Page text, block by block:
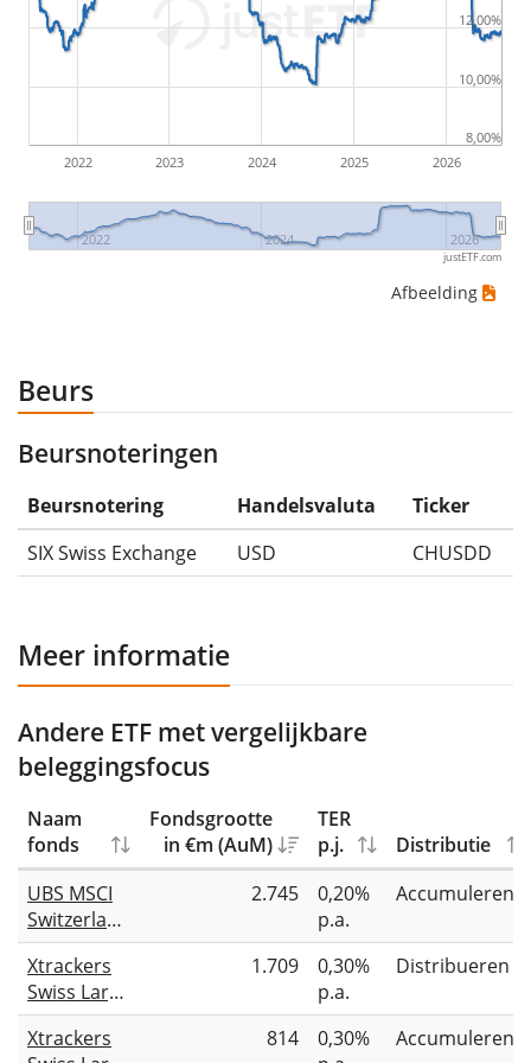
would be (5€ - 10€)/10€ = -50%.
ETF-rendementen zijn inclusief dividenduitkeringen
2022 2023 2024 2025 2026
2022 2024 2026
8,00%
10,00%
12,00%
justETF.com
Afbeelding
Beurs
Beursnoteringen
Beursnotering Handelsvaluta
Ticker
SIX Swiss Exchange
USD CHUSDD
Meer informatie
Andere ETF met vergelijkbare
beleggingsfocus
Naam
fonds
Fondsgrootte
in €m (AuM)
TER
p.j.
Distributie
UBS MSCI
Switzerland
20/35
UCITS ETF
CHF acc
2.745
0,20%
p.a.
Accumulerend
Xtrackers
Swiss Large
Cap UCITS
ETF 1D
1.709
0,30%
p.a.
Distribueren
Xtrackers
814
0,30%
Accumulerend